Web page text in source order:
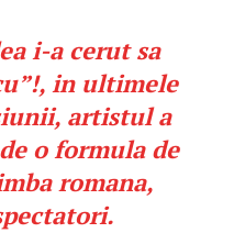
i-a cerut sa
in ultimele
artistul a
o formula de
romana,